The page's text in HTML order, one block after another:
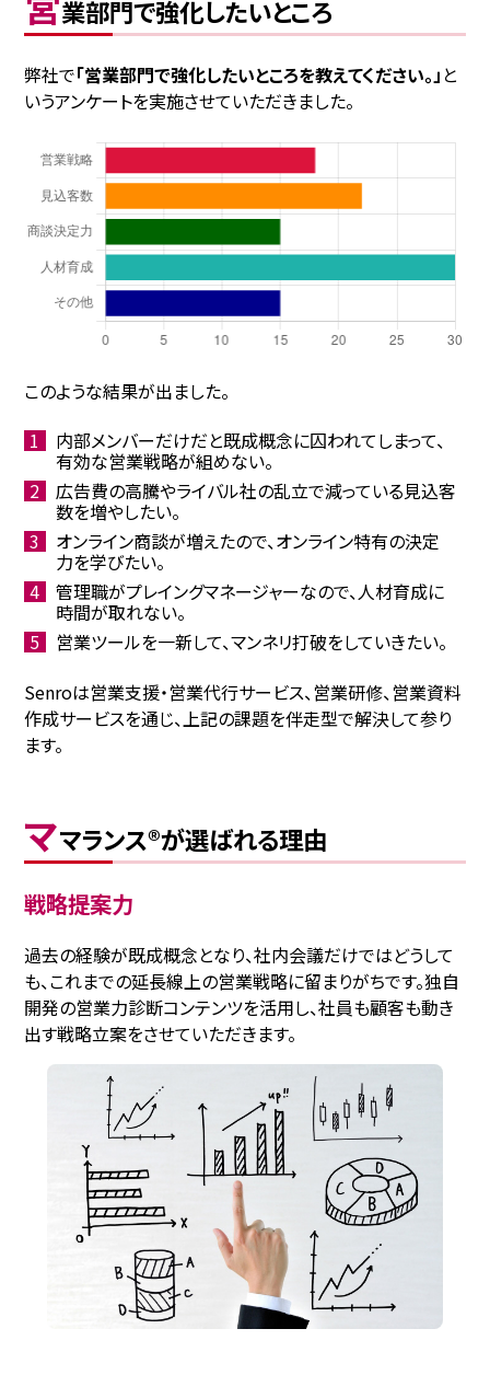
業部門で強化したいところ
弊社で「営業部門で強化したいところを教えてください。」 と
いうアンケートを実施させていただきました。
このような結果が出ました。
内部メンバーだけだと既成概念に囚われてしまって、
有効な営業戦略が組めない。
広告費の高騰やライバル社の乱立で減っている見込客
数を増やしたい。
オンライン商談が増えたので、オンライン特有の決定
力を学びたい。
管理職がプレイングマネージャーなので、人材育成に
時間が取れない。
営業ツールを一新して、マンネリ打破をしていきたい。
Senroは営業支援・営業代行サービス、営業研修、営業資料
作成サービスを通じ、上記の課題を伴走型で解決して参り
ます。
ママランス®が選ばれる理由
戦略提案力
過去の経験が既成概念となり、社内会議だけではどうして
も、これまでの延長線上の営業戦略に留まりがちです。独⾃
開発の営業⼒診断コンテンツを活用し、社員も顧客も動き
出す戦略立案をさせていただきます。